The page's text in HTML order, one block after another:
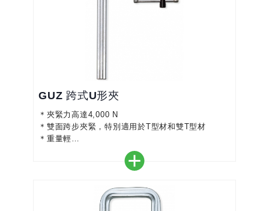
GUZ 跨式U形夾
＊夾緊力高達4,000 N
＊雙面跨步夾緊，特別適用於T型材和雙T型材
＊重量輕
＊淬火不銹鋼和固定支架，使您的夾具附有彈性和夾